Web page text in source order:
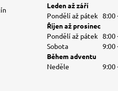
Leden až září
Pondělí až pátek 8:00
Říjen až prosinec
Pondělí až pátek 8:00
Sobota
9:00
Během adventu
Neděle
9:00